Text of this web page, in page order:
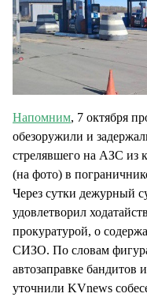
Напомним, 7 октября
обезоружили и
стрелявшего на АЗС из
(на фото) в
Через сутки дежурный
удовлетворил
прокуратурой, о
СИЗО. По словам
автозаправке бандитов
уточнили KVnews